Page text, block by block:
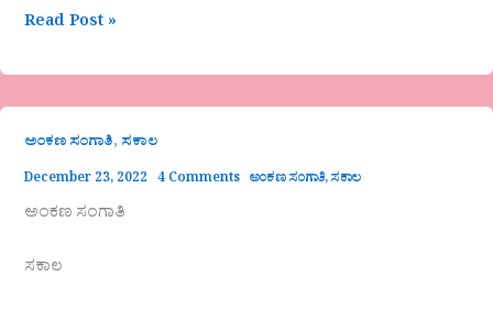
Read Post »
ಅಂಕಣ ಸಂಗಾತಿ, ಸಕಾಲ
December 23, 2022 4 Comments ಅಂಕಣ ಸಂಗಾತಿ,ಸಕಾಲ
ಅಂಕಣ ಸಂಗಾತಿ
ಸಕಾಲ